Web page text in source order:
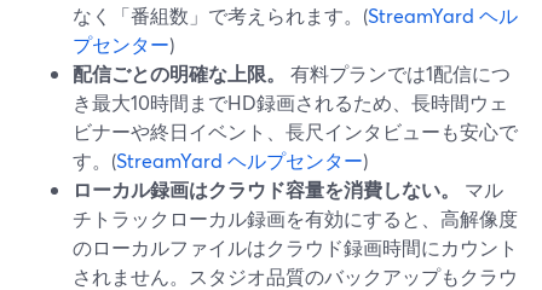
なく「番組数」で考えられます。(StreamYard ヘル
プセンター)
配信ごとの明確な上限。
有料プランでは1配信につ
き最大10時間までHD録画されるため、長時間ウェ
ビナーや終日イベント、長尺インタビューも安心で
す。(StreamYard ヘルプセンター)
ローカル録画はクラウド容量を消費しない。
マル
チトラックローカル録画を有効にすると、高解像度
のローカルファイルはクラウド録画時間にカウント
されません。スタジオ品質のバックアップもクラウ